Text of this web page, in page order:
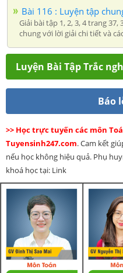
Bài 116 : Luyện tập
Giải bài tập 1, 2, 3, 4 trang
chung với lời giải chi tiết và
Luyện Bài Tập Trắc
Báo
>> Học trực tuyến các môn
Tuyensinh247.com. Cam kết
nếu học không hiệu quả. Phụ
khoá học tại: Link